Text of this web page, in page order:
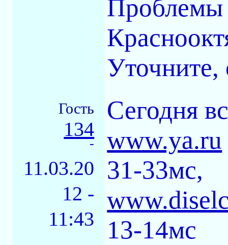
Проблемы
Уточните,
Гость
134
-
11.03.20
12 -
11:43
Сегодня
www.ya.ru
31-33мс,
13-14мс